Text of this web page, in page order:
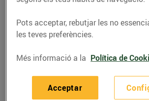
RECEPTES
Tàrtar de
pèsols
Pots acceptar, rebutjar les no
les teves preferències.
Més informació a la Política de
Acceptar